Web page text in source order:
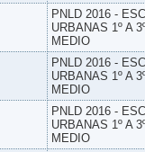
PNLD 2016 -
URBANAS 1º A
MEDIO
PNLD 2016 -
URBANAS 1º A
MEDIO
PNLD 2016 -
URBANAS 1º A
MEDIO